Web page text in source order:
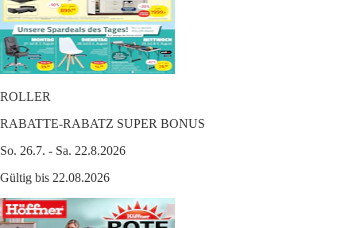
ROLLER
RABATTE-RABATZ SUPER BONUS
So. 26.7. - Sa. 22.8.2026
Gültig bis 22.08.2026